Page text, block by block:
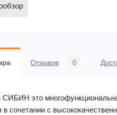
Отзывов 0
это
в сочетании с